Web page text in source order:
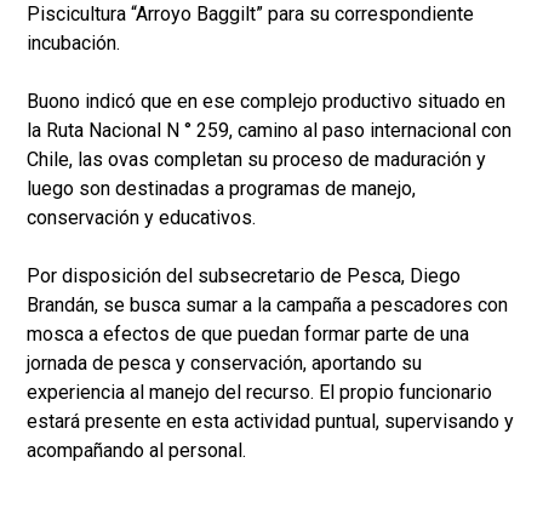
Piscicultura “Arroyo Baggilt” para su correspondiente
incubación.
Buono indicó que en ese complejo productivo situado en
la Ruta Nacional N ° 259, camino al paso internacional con
Chile, las ovas completan su proceso de maduración y
luego son destinadas a programas de manejo,
conservación y educativos.
Por disposición del subsecretario de Pesca, Diego
Brandán, se busca sumar a la campaña a pescadores con
mosca a efectos de que puedan formar parte de una
jornada de pesca y conservación, aportando su
experiencia al manejo del recurso. El propio funcionario
estará presente en esta actividad puntual, supervisando y
acompañando al personal.